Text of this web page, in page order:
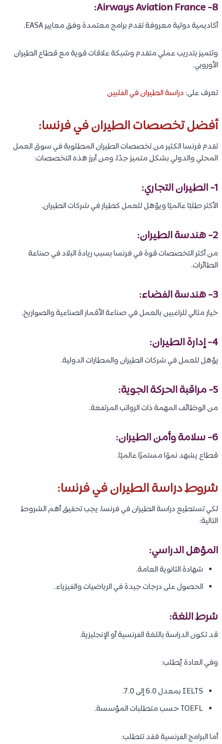
8- Airways Aviation France:
أكاديمية دولية معروفة تقدم برامج معتمدة وفق معايير EASA.
وتتميز بتدريب عملي متقدم وشبكة علاقات قوية مع قطاع الطيران
الأوروبي.
تعرف على: دراسة الطيران في الفلبين
أفضل تخصصات الطيران في فرنسا:
تقدم فرنسا الكثير من تخصصات الطيران المطلوبة في سوق العمل
المحلي والدولي بشكل متميز جدًا، ومن أبرز هذه التخصصات:
1- الطيران التجاري:
الأكثر طلبًا عالميًا ويؤهل للعمل كطيار في شركات الطيران.
2- هندسة الطيران:
من أكثر التخصصات قوة في فرنسا بسبب ريادة البلاد في صناعة
الطائرات.
3- هندسة الفضاء:
خيار مثالي للراغبين بالعمل في صناعة الأقمار الصناعية والصواريخ.
4- إدارة الطيران:
يؤهل للعمل في شركات الطيران والمطارات الدولية.
5- مراقبة الحركة الجوية:
من الوظائف المهمة ذات الرواتب المرتفعة.
6- سلامة وأمن الطيران:
قطاع يشهد نموًا مستمرًا عالميًا.
شروط دراسة الطيران في فرنسا:
لكي تستطيع دراسة الطيران في فرنسا، يجب تحقيق أهم الشروط
التالية:
المؤهل الدراسي:
شهادة الثانوية العامة.
الحصول على درجات جيدة في الرياضيات والفيزياء.
شرط اللغة:
قد تكون الدراسة باللغة الفرنسية أو الإنجليزية.
وفي العادة يُطلب:
IELTS بمعدل 6.0 إلى 7.0.
TOEFL حسب متطلبات المؤسسة.
أما البرامج الفرنسية فقد تتطلب: